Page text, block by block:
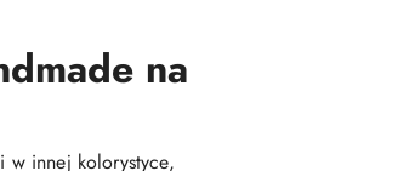
na
w innej kolorystyce,